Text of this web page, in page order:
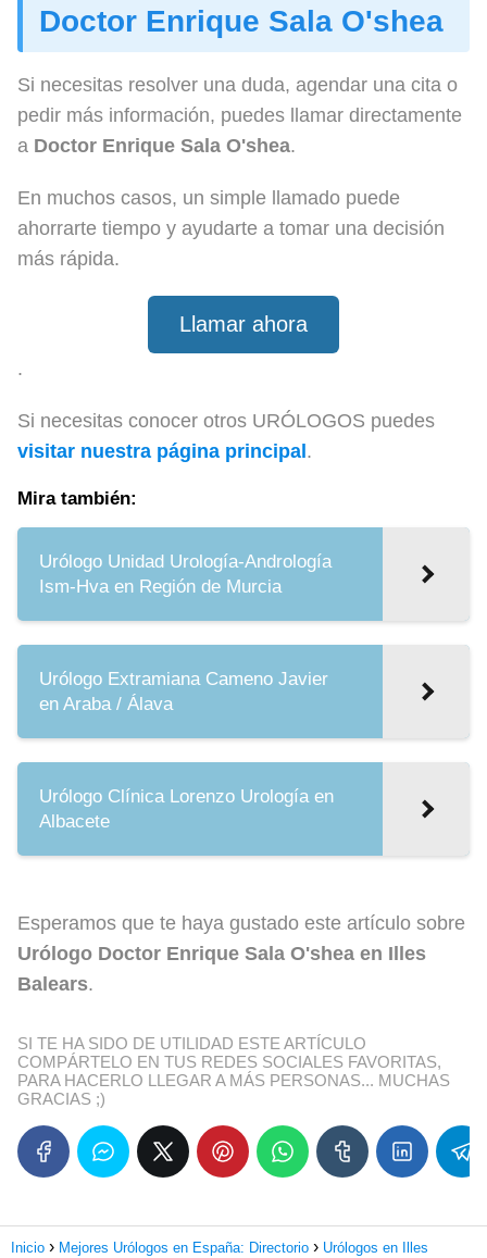
Doctor Enrique Sala O'shea
Si necesitas resolver una duda, agendar una cita o
pedir más información, puedes llamar directamente
a Doctor Enrique Sala O'shea.
En muchos casos, un simple llamado puede
ahorrarte tiempo y ayudarte a tomar una decisión
más rápida.
Llamar ahora
.
Si necesitas conocer otros URÓLOGOS puedes
visitar nuestra página principal .
Mira también:
Urólogo Unidad Urología-Andrología
Ism-Hva en Región de Murcia
Urólogo Extramiana Cameno Javier
en Araba / Álava
Urólogo Clínica Lorenzo Urología en
Albacete
Esperamos que te haya gustado este artículo sobre
Urólogo Doctor Enrique Sala O'shea en Illes
Balears.
SI TE HA SIDO DE UTILIDAD ESTE ARTÍCULO
COMPÁRTELO EN TUS REDES SOCIALES FAVORITAS,
PARA HACERLO LLEGAR A MÁS PERSONAS... MUCHAS
GRACIAS ;)
Inicio Mejores Urólogos en España: Directorio
Urólogos en Illes